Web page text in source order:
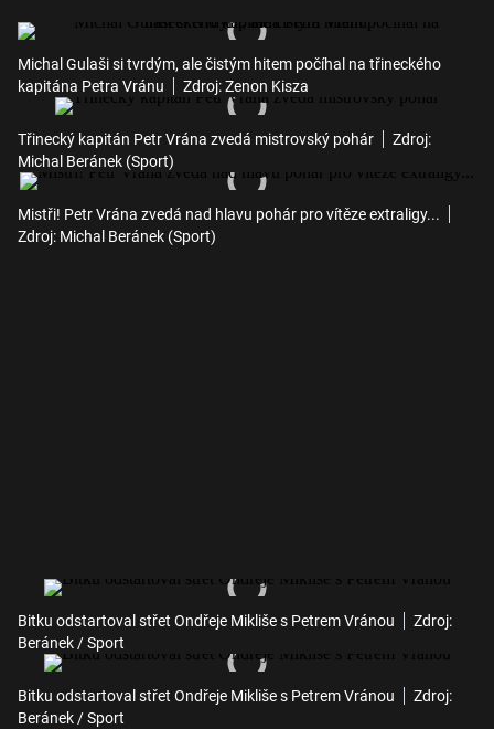
Michal Gulaši si tvrdým, ale čistým hitem počíhal na třineckého
kapitána Petra Vránu
Zdroj: Zenon Kisza
Třinecký kapitán Petr Vrána zvedá mistrovský pohár
Zdroj:
Michal Beránek (Sport)
Mistři! Petr Vrána zvedá nad hlavu pohár pro vítěze extraligy...
Zdroj: Michal Beránek (Sport)
Bitku odstartoval střet Ondřeje Mikliše s Petrem Vránou
Zdroj:
Beránek / Sport
Bitku odstartoval střet Ondřeje Mikliše s Petrem Vránou
Zdroj:
Beránek / Sport